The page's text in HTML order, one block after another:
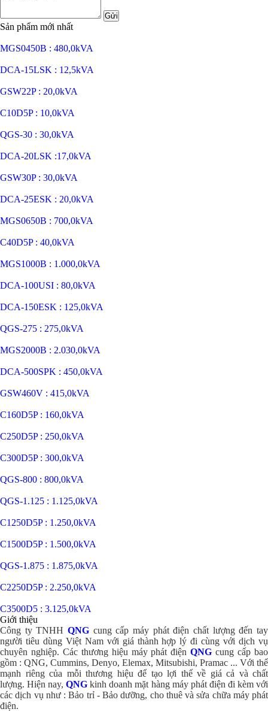
Sản phẩm mới nhất
MGS0450B : 480,0kVA
DCA-15LSK : 12,5kVA
GSW22P : 20,0kVA
C10D5P : 10,0kVA
QGS-30 : 30,0kVA
DCA-20LSK :17,0kVA
GSW30P : 30,0kVA
DCA-25ESK : 20,0kVA
MGS0650B : 700,0kVA
C40D5P : 40,0kVA
MGS1000B : 1.000,0kVA
DCA-100USI : 80,0kVA
DCA-150ESK : 125,0kVA
QGS-275 : 275,0kVA
MGS2000B : 2.030,0kVA
DCA-500SPK : 450,0kVA
GSW460V : 415,0kVA
C160D5P : 160,0kVA
C250D5P : 250,0kVA
C300D5P : 300,0kVA
QGS-800 : 800,0kVA
QGS-1.125 : 1.125,0kVA
C1250D5P : 1.250,0kVA
C1500D5P : 1.500,0kVA
QGS-1.875 : 1.875,0kVA
C2250D5P : 2.250,0kVA
C3500D5 : 3.125,0kVA
Giới thiệu
Công ty TNHH QNG cung cấp máy phát điện chất lượng đến tay
người tiêu dùng Việt Nam với giá thành hợp lý đi cùng với dịch vụ
chuyên nghiệp. Các thương hiệu máy phát điệnQNG cung cấp bao
gồm : QNG, Cummins, Denyo, Elemax, Mitsubishi, Pramac ... Với thế
mạnh riêng của mỗi thương hiệu để tạo lợi thế về giá cả và chất
lượng. Hiện nay,QNG kinh doanh mặt hàng máy phát điện đi kèm với
các dịch vụ như : Bảo trỉ - Bảo dưỡng, cho thuê và sửa chữa máy phát
điện.